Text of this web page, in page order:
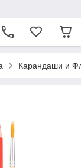
Карандаши и